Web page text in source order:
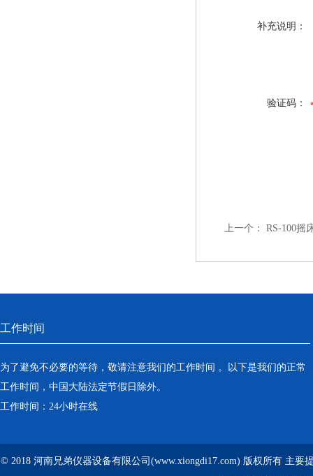
补充说明：
验证码：
上一个： RS-100摇
工作时间
为了避免不必要的等待，敬请注意我们的工作时间 。以下是我们的正常
工作时间，中国大陆法定节假日除外。
工作时间：24小时在线
© 2018 河南兄弟仪器设备有限公司(www.xiongdi17.com) 版权所有 主要